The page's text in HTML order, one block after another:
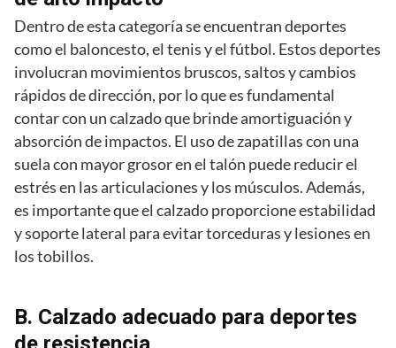
Dentro de esta categoría se encuentran deportes
como el baloncesto, el tenis y el fútbol. Estos deportes
involucran movimientos bruscos, saltos y cambios
rápidos de dirección, por lo que es fundamental
contar con un calzado que brinde amortiguación y
absorción de impactos. El uso de zapatillas con una
suela con mayor grosor en el talón puede reducir el
estrés en las articulaciones y los músculos. Además,
es importante que el calzado proporcione estabilidad
y soporte lateral para evitar torceduras y lesiones en
los tobillos.
B. Calzado adecuado para deportes